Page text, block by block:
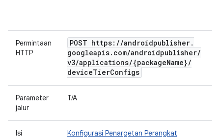
Permintaan
HTTP
POST https: //androidpublisher.
googleapis. com/androidpublisher/
v3/applications/{packageName}/
deviceTierConfigs
Parameter
jalur
T/A
Isi
Konfigurasi Penargetan Perangkat